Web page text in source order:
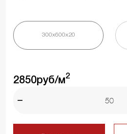
300х600х20
2850руб/м2